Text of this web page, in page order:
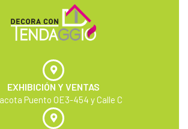
EXHIBICIÓN Y VENTAS
Puento OE3-454 y Calle C